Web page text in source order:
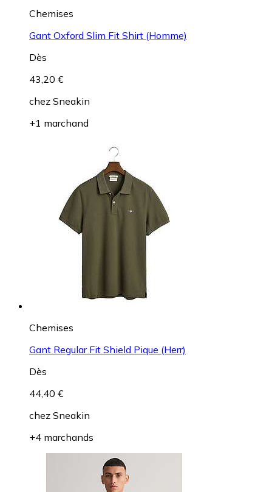
Chemises
Gant Oxford Slim Fit Shirt (Homme)
Dès
43,20 €
chez Sneakin
+1 marchand
Chemises
Gant Regular Fit Shield Pique (Herr)
Dès
44,40 €
chez Sneakin
+4 marchands